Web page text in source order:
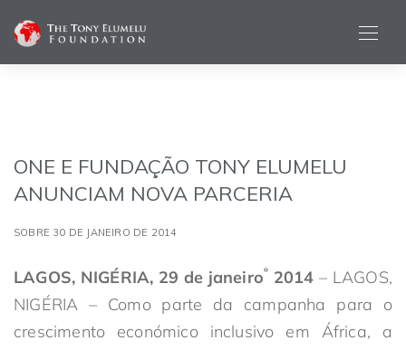
ONE E FUNDAÇÃO TONY ELUMELU
ANUNCIAM NOVA PARCERIA
SOBRE 30 DE JANEIRO DE 2014
LAGOS, NIGÉRIA, 29 de janeiroº 2014 – LAGOS,
NIGÉRIA – Como parte da campanha para o
crescimento económico inclusivo em África, a